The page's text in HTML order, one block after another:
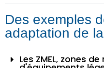
Des exemples
adaptation de
Les ZMEL, zones